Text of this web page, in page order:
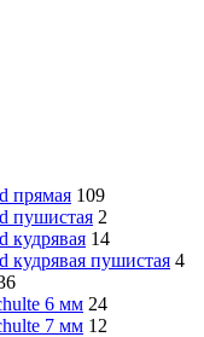
прямая 109
пушистая 2
кудрявая 14
кудрявая пушистая 4
6 мм 24
7 мм 12